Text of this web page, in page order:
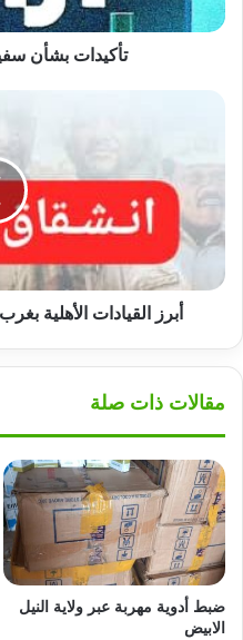
تأكيدات بشأن
دارفور
عن
المليشيا
أبرز القيادات الأهلية
مقالات ذات صلة
ضبط أدوية مهربة عبر ولاية النيل
الابيض